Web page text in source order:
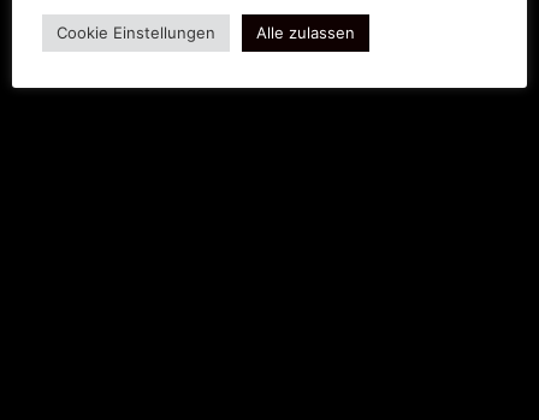
Cookie Einstellungen Alle zulassen